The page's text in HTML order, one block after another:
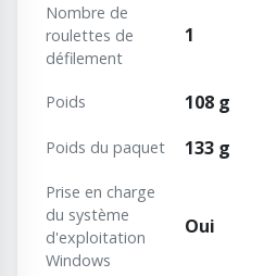
Nombre de
roulettes de
défilement
1
Poids 108 g
Poids du paquet 133 g
Prise en charge
du système
d'exploitation
Windows
Oui